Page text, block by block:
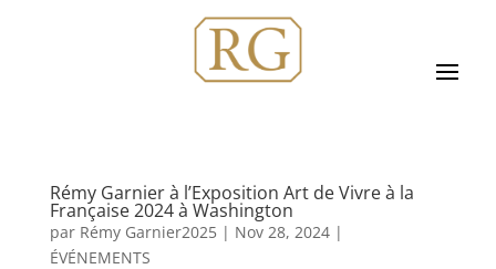
Rémy Garnier à l’Exposition Art de Vivre à la
Française 2024 à Washington
par Rémy Garnier2025| Nov 28, 2024|
ÉVÉNEMENTS